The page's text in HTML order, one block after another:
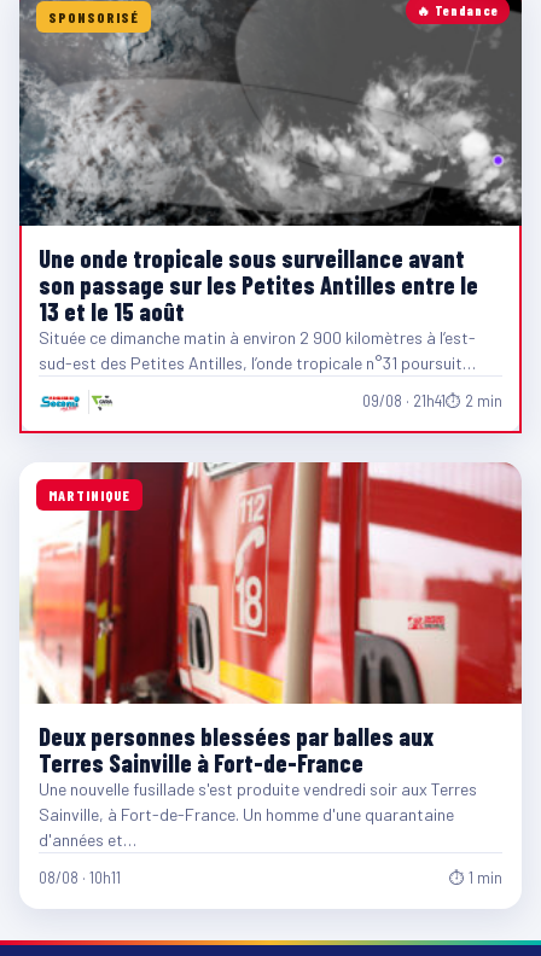
🔥 Tendance
SPONSORISÉ
Une onde tropicale sous surveillance avant
son passage sur les Petites Antilles entre le
13 et le 15 août
Située ce dimanche matin à environ 2 900 kilomètres à l’est-
sud-est des Petites Antilles, l’onde tropicale n°31 poursuit…
09/08 · 21h41⏱ 2 min
MARTINIQUE
Deux personnes blessées par balles aux
Terres Sainville à Fort-de-France
Une nouvelle fusillade s'est produite vendredi soir aux Terres
Sainville, à Fort-de-France. Un homme d'une quarantaine
d'années et…
08/08 · 10h11 ⏱ 1 min